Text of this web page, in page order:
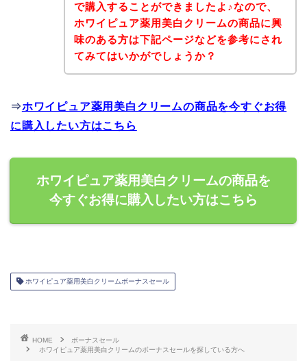
で購入することができましたよ♪なので、
ホワイピュア薬用美白クリームの商品に興
味のある方は下記ページなどを参考にされ
てみてはいかがでしょうか？
⇒ホワイピュア薬用美白クリームの商品を今すぐお得
に購入したい方はこちら
ホワイピュア薬用美白クリームの商品を
今すぐお得に購入したい方はこちら
ホワイピュア薬用美白クリームボーナスセール
HOME
ボーナスセール
ホワイピュア薬用美白クリームのボーナスセールを探している方へ